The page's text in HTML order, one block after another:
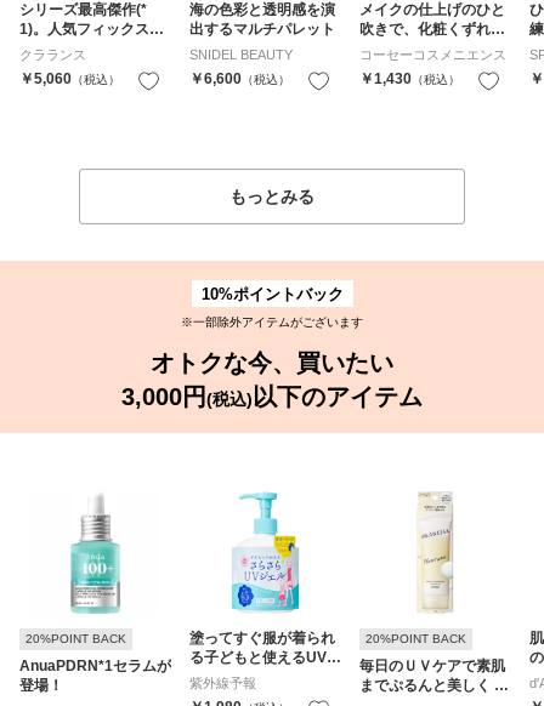
シリーズ最高傑作(*
1)。人気フィックスミ
ストがリニューアル
クラランス
￥5,060 （税込） お気に入り
海の色彩と透明感を演
出するマルチパレット
SNIDEL BEAUTY
￥6,600 （税込） お気に入り
メイクの仕上げのひと
吹きで、化粧くずれを
防ぐミストスプレー
コーセーコスメニエンス
￥1,430 （税込）
もっとみる
10%ポイントバック
※一部除外アイテムがございます
オトクな今、買いたい
3,000円(税込)以下のアイテム
20%POINT BACK
AnuaPDRN*1セラムが
登場！
塗ってすぐ服が着られ
る子どもと使えるUVジ
ェル
紫外線予報
20%POINT BACK
毎日のＵＶケアで素肌
までぷるんと美しく U